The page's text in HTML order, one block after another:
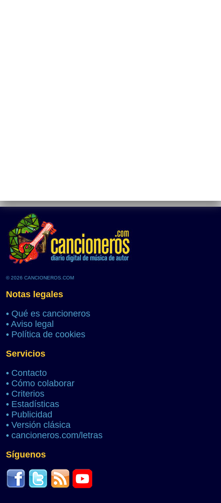
© 2026 CANCIONEROS.COM
Notas legales
• Qué es cancioneros
• Aviso legal
• Política de cookies
Servicios
• Contacto
• Cómo colaborar
• Criterios
• Estadísticas
• Publicidad
• Versión clásica
• cancioneros.com/letras
Síguenos